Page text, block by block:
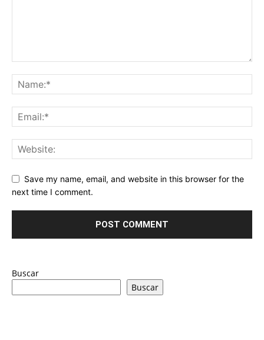
Save my name, email, and website in this browser for the
next time I comment.
Buscar
Buscar